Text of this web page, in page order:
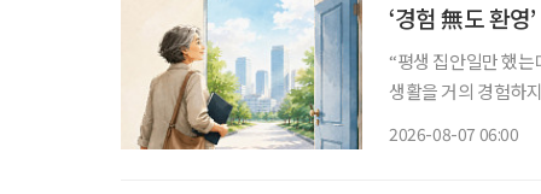
‘경험 無도 환영
“평생 집안일만 했
생활을 거의 경험하
2026-08-07 06:00